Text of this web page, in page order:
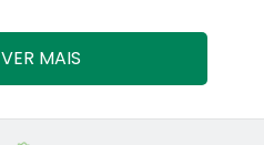
VER MAIS